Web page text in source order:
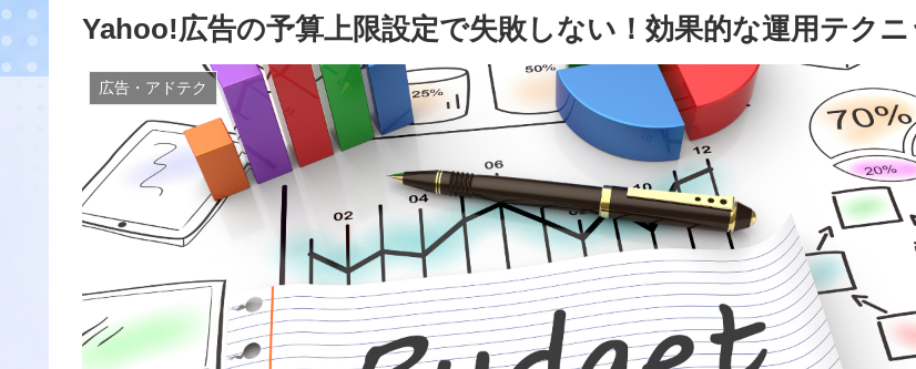
Yahoo!広告の予算上限設定で失敗しない！効果的な運用テクニ
広告・アドテク